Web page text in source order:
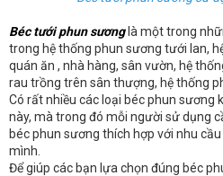
Béc tưới phun sươnglà một trong
trong hệ thống phun sương tưới lan,
quán ăn , nhà hàng, sân vườn, hệ
rau trồng trên sân thượng, hệ thống
Có rất nhiều các loại béc phun sương
này, mà trong đó mỗi người sử dụng
béc phun sương thích hợp với nhu
mình.
Để giúp các bạn lựa chọn đúng béc